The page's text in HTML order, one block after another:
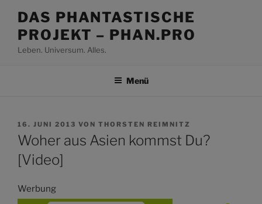
Inhalt
springen
DAS PHANTASTISCHE
PROJEKT – PHAN.PRO
Leben. Universum. Alles.
Menü
VERÖFFENTLICHT
AM
16. JUNI 2013 VON THORSTEN REIMNITZ
Woher aus Asien kommst Du?
[Video]
Werbung